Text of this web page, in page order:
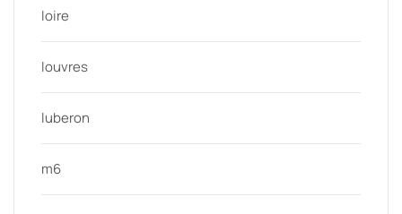
loire
louvres
luberon
m6